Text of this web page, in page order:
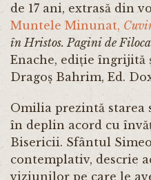
de 17 ani, extrasă din
Muntele Minunat,
în Hristos. Pagini de
Enache, ediție îngrijită
Dragoș Bahrim, Ed.
Omilia prezintă starea
în deplin acord cu
Bisericii. Sfântul
contemplativ, descrie
viziunilor pe care le